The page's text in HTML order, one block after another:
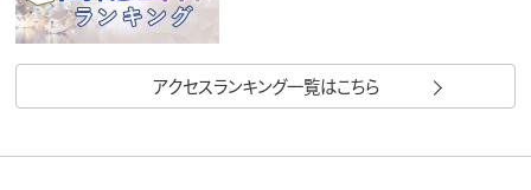
アクセスランキング一覧はこちら